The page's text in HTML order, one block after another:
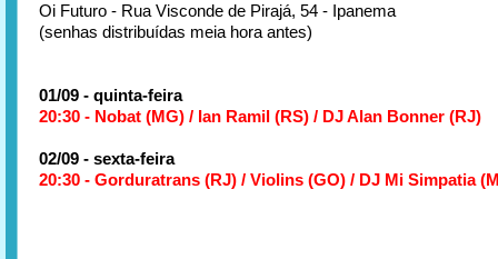
Oi Futuro - Rua Visconde de Pirajá, 54 - Ipanema
(senhas distribuídas meia hora antes)
01/09 - quinta-feira
20:30 - Nobat (MG) / Ian Ramil (RS) / DJ Alan Bonner (RJ)
02/09 - sexta-feira
20:30 - Gorduratrans (RJ) / Violins (GO) / DJ Mi Simpatia